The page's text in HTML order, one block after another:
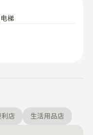
咖啡馆和生活设施，因
以请安静且体贴地使
禁止的，以防止火
或受到污染，可能会
电梯
利店 生活用品店